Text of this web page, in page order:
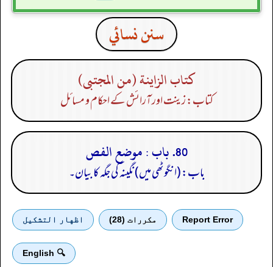
سنن نسائي
كتاب الزاينة (من المجتبى)
کتاب: زینت اور آرائش کے احکام و مسائل
80. باب : موضع الفص
باب: (انگوٹھی میں) نگینہ کی جگہ کا بیان۔
Report Error مكررات (28) اظهار التشكيل
🔍 English